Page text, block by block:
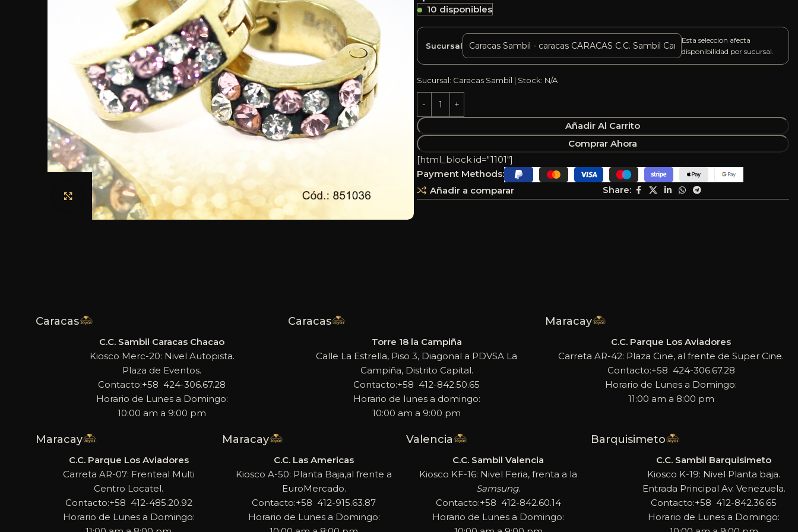
Haga clic para ampliar
10 disponibles
Sucursal
Esta seleccion afecta
disponibilidad por sucursal.
Sucursal: Caracas Sambil | Stock: N/A
Añadir Al Carrito
Comprar Ahora
Añadir a comparar Share:
[html_block id="1101"]
Payment Methods:
Caracas
C.C. Sambil Caracas Chacao
Kiosco Merc-20: Nivel Autopista.
Plaza de Eventos.
Contacto:+58 424-306.67.28
Horario de Lunes a Domingo:
10:00 am a 9:00 pm
Caracas
Torre 18 la Campiña
Calle La Estrella, Piso 3, Diagonal a PDVSA La
Campiña, Distrito Capital.
Contacto:+58 412-842.50.65
Horario de lunes a domingo:
10:00 am a 9:00 pm
Maracay
C.C. Parque Los Aviadores
Carreta AR-42: Plaza Cine, al frente de Super Cine.
Contacto:+58 424-306.67.28
Horario de Lunes a Domingo:
11:00 am a 8:00 pm
Maracay
C.C. Parque Los Aviadores
Carreta AR-07: Frenteal Multi
Centro Locatel.
Contacto:+58 412-485.20.92
Horario de Lunes a Domingo:
Maracay
C.C. Las Americas
Kiosco A-50: Planta Baja,al frente a
EuroMercado.
Contacto:+58 412-915.63.87
Horario de Lunes a Domingo:
Valencia
C.C. Sambil Valencia
Kiosco KF-16: Nivel Feria, frenta a la
Samsung.
Contacto:+58 412-842.60.14
Horario de Lunes a Domingo:
Barquisimeto
C.C. Sambil Barquisimeto
Kiosco K-19: Nivel Planta baja.
Entrada Principal Av. Venezuela.
Contacto:+58 412-842.36.65
Horario de Lunes a Domingo: